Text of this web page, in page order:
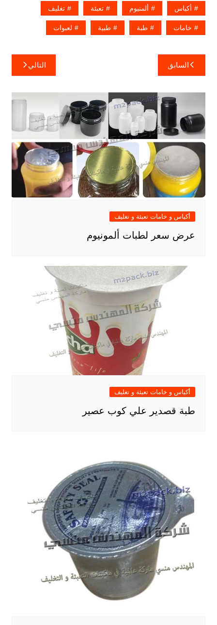
أكياس ألمنيوم تعبئة تغليف
خامات طبة طبية لعبوات
تصفّح
المقالات
السابق التالي
أكياس و خامات تعبئة و تغليف
عرض سعر لطبات ألمونيوم
أكياس و خامات تعبئة و تغليف
طبة قصدير علي كوب عصير